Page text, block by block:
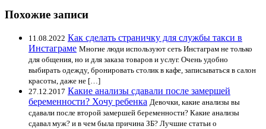
Похожие записи
11.08.2022 Как сделать страничку для службы такси в
Инстаграме Многие люди используют сеть Инстаграм не только
для общения, но и для заказа товаров и услуг. Очень удобно
выбирать одежду, бронировать столик в кафе, записываться в салон
красоты, даже не […]
27.12.2017 Какие анализы сдавали после замершей
беременности? Хочу ребенка Девочки, какие анализы вы
сдавали после второй замершей беременности? Какие анализы
сдавал муж? и в чем была причина ЗБ? Лучшие статьи о